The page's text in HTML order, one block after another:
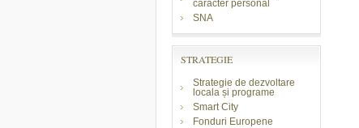
caracter personal
SNA
STRATEGIE
Strategie de dezvoltare
locala și programe
Smart City
Fonduri Europene